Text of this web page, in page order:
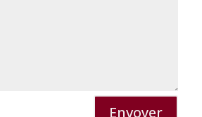
Envoyer